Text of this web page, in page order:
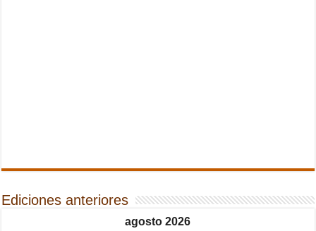
Ediciones anteriores
agosto 2026